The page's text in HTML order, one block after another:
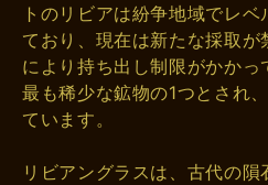
トのリビアは紛争地域でレ
ており、現在は新たな採取
により持ち出し制限がかか
最も稀少な鉱物の1つとされ
ています。
リビアングラスは、古代の